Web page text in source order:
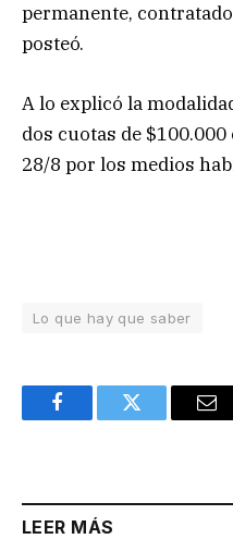
permanente,
posteó.
A lo explicó la
dos cuotas de
28/8 por los medios
Lo que hay que saber
FacebookTwitter
LEER MÁS